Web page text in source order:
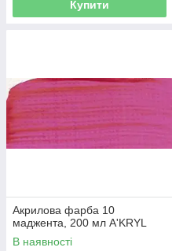
Купити
Акрилова фарба 10
маджента, 200 мл A'KRYL
В наявності